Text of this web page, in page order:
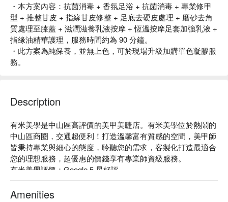
・本方案內容：抗菌消毒 + 香氛足浴 + 抗菌消毒 + 專業修甲
型 + 推整甘皮 + 指緣甘皮修整 + 足底去硬皮處理 + 磨砂去角
質處理至膝蓋 + 滋潤滋養乳液按摩 + 恆溫按摩足套加強乳液 +
指緣油精華護理，服務時間約為 90 分鐘。
・此方案為純保養，並無上色，可於現場升級加購單色凝膠服
務。
Description
有米美學是中山區高評價的美甲美睫店。有米美學位於熱鬧的
中山區商圈，交通超便利！打造溫馨富有質感的空間，美甲師
皆秉持專業與細心的態度，聆聽您的需求，客製化打造最適合
您的理想服務，超優惠的價錢享有專業師資級服務。
有米美學評價：Google 5 星好評
有米美學服務：我們提供提供了美甲、美睫等服務
有米美學推薦：專業團隊會依照每個人不同的狀態，提供專業
Amenities